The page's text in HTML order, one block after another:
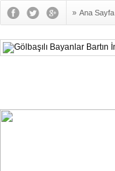
» Ana Sayfa